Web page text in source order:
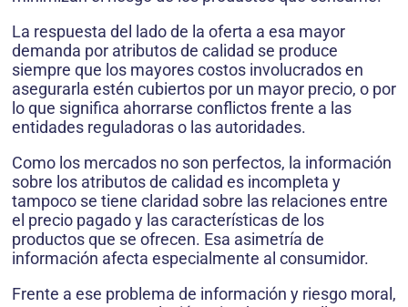
La respuesta del lado de la oferta a esa mayor
demanda por atributos de calidad se produce
siempre que los mayores costos involucrados en
asegurarla estén cubiertos por un mayor precio, o por
lo que significa ahorrarse conflictos frente a las
entidades reguladoras o las autoridades.
Como los mercados no son perfectos, la información
sobre los atributos de calidad es incompleta y
tampoco se tiene claridad sobre las relaciones entre
el precio pagado y las características de los
productos que se ofrecen. Esa asimetría de
información afecta especialmente al consumidor.
Frente a ese problema de información y riesgo moral,